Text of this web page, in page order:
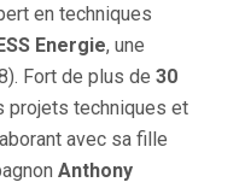
en techniques
Energie, une
Fort de plus de 30
projets techniques et
avec sa fille
Anthony